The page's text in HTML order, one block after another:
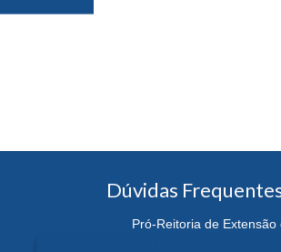
Dúvidas
Pró-Reitoria de Extensão